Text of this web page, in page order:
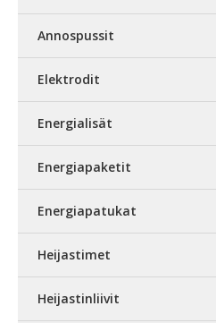
Annospussit
Elektrodit
Energialisät
Energiapaketit
Energiapatukat
Heijastimet
Heijastinliivit